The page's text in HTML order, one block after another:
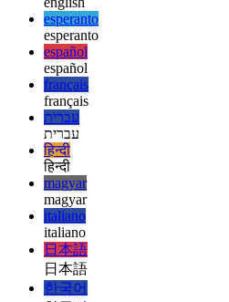
ελληνικά
english
english
esperanto
esperanto
español
español
français
français
עברית
עברית
हिन्दी
हिन्दी
magyar
magyar
italiano
italiano
日本語